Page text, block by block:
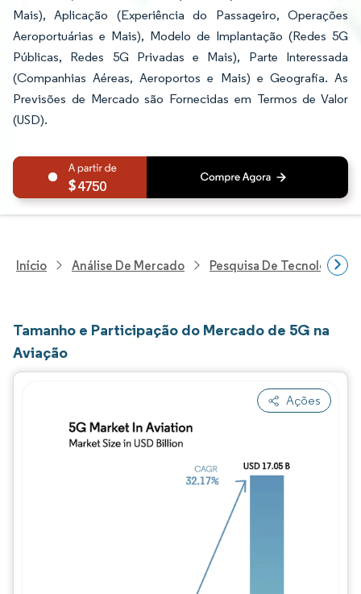
Mais), Aplicação (Experiência do Passageiro, Operações
Aeroportuárias e Mais), Modelo de Implantação (Redes 5G
Públicas, Redes 5G Privadas e Mais), Parte Interessada
(Companhias Aéreas, Aeroportos e Mais) e Geografia. As
Previsões de Mercado são Fornecidas em Termos de Valor
(USD).
4750
Início Análise De Mercado Pesquisa De Tecnologia,
Tamanho e Participação do Mercado de 5G na
Aviação
Ações
Imagem © Mordor Intelligence. O reuso